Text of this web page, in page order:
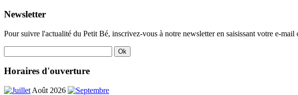
Newsletter
Pour suivre l'actualité du Petit Bé, inscrivez-vous à notre newsletter en saisissant votre e-mail
Horaires d'ouverture
Août 2026